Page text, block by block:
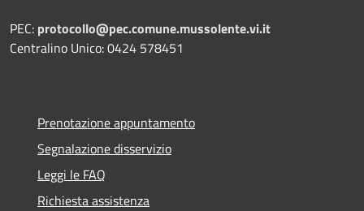
PEC: protocollo@pec.comune.mussolente.vi.it
Centralino Unico: 0424 578451
Prenotazione appuntamento
Segnalazione disservizio
Leggi le FAQ
Richiesta assistenza